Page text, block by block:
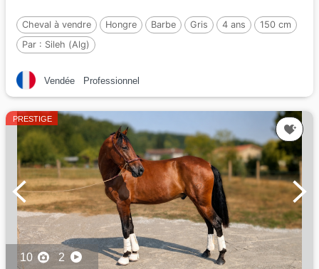
Cheval à vendre Hongre Barbe Gris 4 ans
150 cm
Par : Sileh (Alg)
Vendée Professionnel
PRESTIGE
10 2